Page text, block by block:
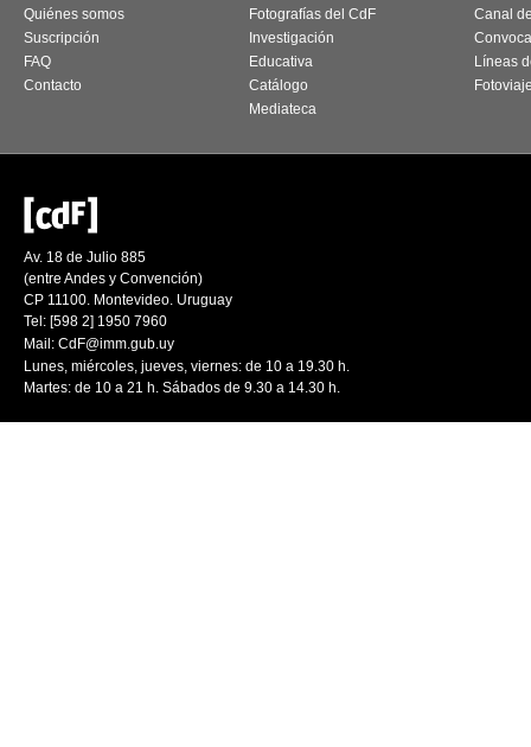
Quiénes somos
Suscripción
FAQ
Contacto
Fotografías del CdF
Investigación
Educativa
Catálogo
Mediateca
Canal
Líneas
Av. 18 de Julio 885
(entre Andes y Convención)
CP 11100. Montevideo. Uruguay
Tel: [598 2] 1950 7960
Mail: CdF@imm.gub.uy
Lunes, miércoles, jueves, viernes: de 10 a 19.30 h.
Martes: de 10 a 21 h. Sábados de 9.30 a 14.30 h.